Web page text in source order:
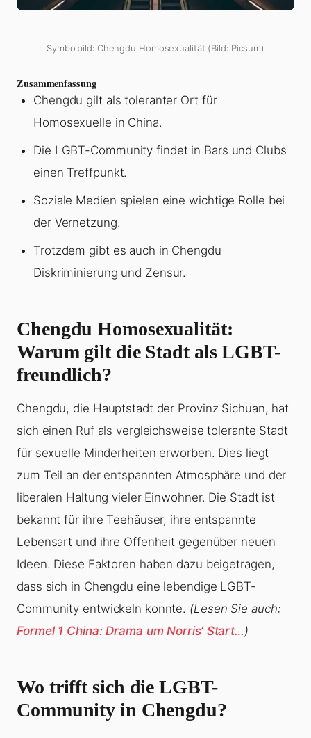
Symbolbild: Chengdu Homosexualität (Bild: Picsum)
Zusammenfassung
Chengdu gilt als toleranter Ort für
Homosexuelle in China.
Die LGBT-Community findet in Bars und Clubs
einen Treffpunkt.
Soziale Medien spielen eine wichtige Rolle bei
der Vernetzung.
Trotzdem gibt es auch in Chengdu
Diskriminierung und Zensur.
Chengdu Homosexualität:
Warum gilt die Stadt als LGBT-
freundlich?
Chengdu, die Hauptstadt der Provinz Sichuan, hat
sich einen Ruf als vergleichsweise tolerante Stadt
für sexuelle Minderheiten erworben. Dies liegt
zum Teil an der entspannten Atmosphäre und der
liberalen Haltung vieler Einwohner. Die Stadt ist
bekannt für ihre Teehäuser, ihre entspannte
Lebensart und ihre Offenheit gegenüber neuen
Ideen. Diese Faktoren haben dazu beigetragen,
dass sich in Chengdu eine lebendige LGBT-
Community entwickeln konnte. (Lesen Sie auch:
Formel 1 China: Drama um Norris‘ Start…)
Wo trifft sich die LGBT-
Community in Chengdu?